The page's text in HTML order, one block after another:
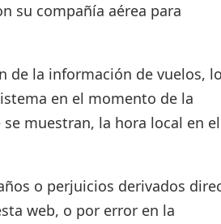
su compañía aérea para
de la información de vuelos,
en el momento de la
muestran, la hora local en el
o perjuicios derivados
web, o por error en la